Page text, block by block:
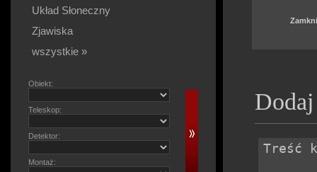
Układ Słoneczny
Zjawiska
wszystkie »
Obiekt:
Teleskop:
Detektor:
Montaż: